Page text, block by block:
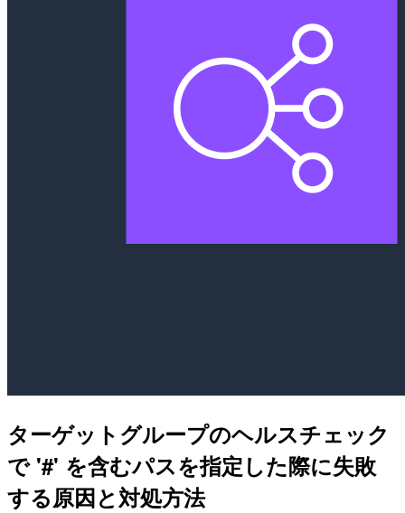
ターゲットグループのヘルスチェック
で '#' を含むパスを指定した際に失敗
する原因と対処方法